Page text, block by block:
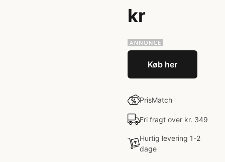
kr
Køb her
PrisMatch
Fri fragt over kr. 349
Hurtig levering 1-2
dage